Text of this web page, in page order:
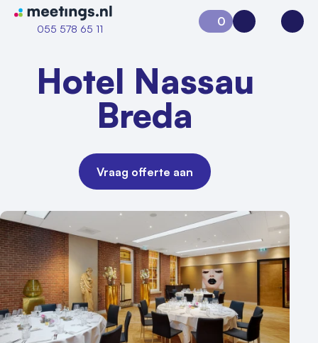
Naar home van Meetings
055 578 65 11
Vraag locatie aan
Locatiegids
Meld locatie aan
0
Aanvraag 0Inloggen
Hotel Nassau
Breda
Vraag offerte aan